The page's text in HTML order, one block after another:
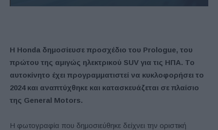
Η Honda δημοσίευσε προσχέδιο του Prologue, του
πρώτου της αμιγώς ηλεκτρικού SUV για τις ΗΠΑ. Το
αυτοκίνητο έχει προγραμματιστεί να κυκλοφορήσει το
2024 και αναπτύχθηκε και κατασκευάζεται σε πλαίσιο
της General Motors.
Η φωτογραφία που δημοσιεύθηκε δείχνει την οριστική